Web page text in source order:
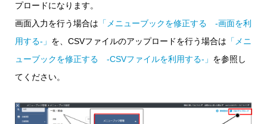
プロードになります。
画面入力を行う場合は 「メニューブックを修正する -画面を利
用する-」 を、CSVファイルのアップロードを行う場合は 「メニ
ューブックを修正する -CSVファイルを利用する-」 を参照し
てください。